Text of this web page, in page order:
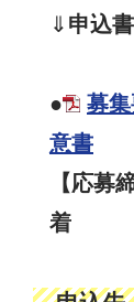
⇓ 申込
● 募
意書
【応募
着